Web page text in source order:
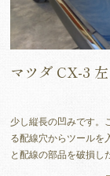
マツダ CX-3
少し縦長の凹みです。
る配線穴からツールを
と配線の部品を破損し